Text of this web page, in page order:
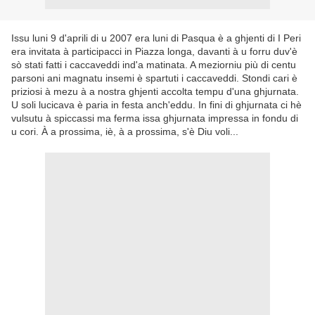
Issu luni 9 d'aprili di u 2007 era luni di Pasqua è a ghjenti di I Peri
era invitata à participacci in Piazza longa, davanti à u forru duv'è
sò stati fatti i caccaveddi ind'a matinata. A meziorniu più di centu
parsoni ani magnatu insemi è spartuti i caccaveddi. Stondi cari è
priziosi à mezu à a nostra ghjenti accolta tempu d'una ghjurnata.
U soli lucicava è paria in festa anch'eddu. In fini di ghjurnata ci hè
vulsutu à spiccassi ma ferma issa ghjurnata impressa in fondu di
u cori. À a prossima, iè, à a prossima, s'è Diu voli...